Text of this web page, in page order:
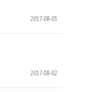
2017-08-03
2017-08-02